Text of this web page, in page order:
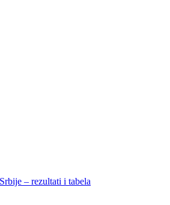
– rezultati i tabela